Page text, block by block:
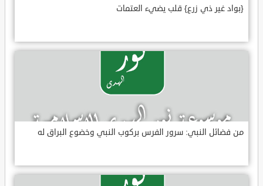
{بواد غير ذي زرع} قلب يضيء العتمات
من فضائل النبي: سرور الفرس بركوب النبي وخضوع البراق له